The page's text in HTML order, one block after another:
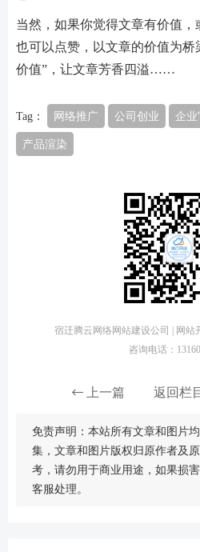
当然，如果你觉得文章有价值，
也可以点赞，以文章的价值为桥
价值”，让文章芳香四溢……
Tag： 网络推广 公司创业 企业
产品渲染
宿迁腾云网络网站建设公司 | 网站
咨询电话：
上一篇 返回栏
免责声明：本站所有文章和图片
集，文章和图片版权归原作者及
考，请勿用于商业用途，如果损
客服处理。